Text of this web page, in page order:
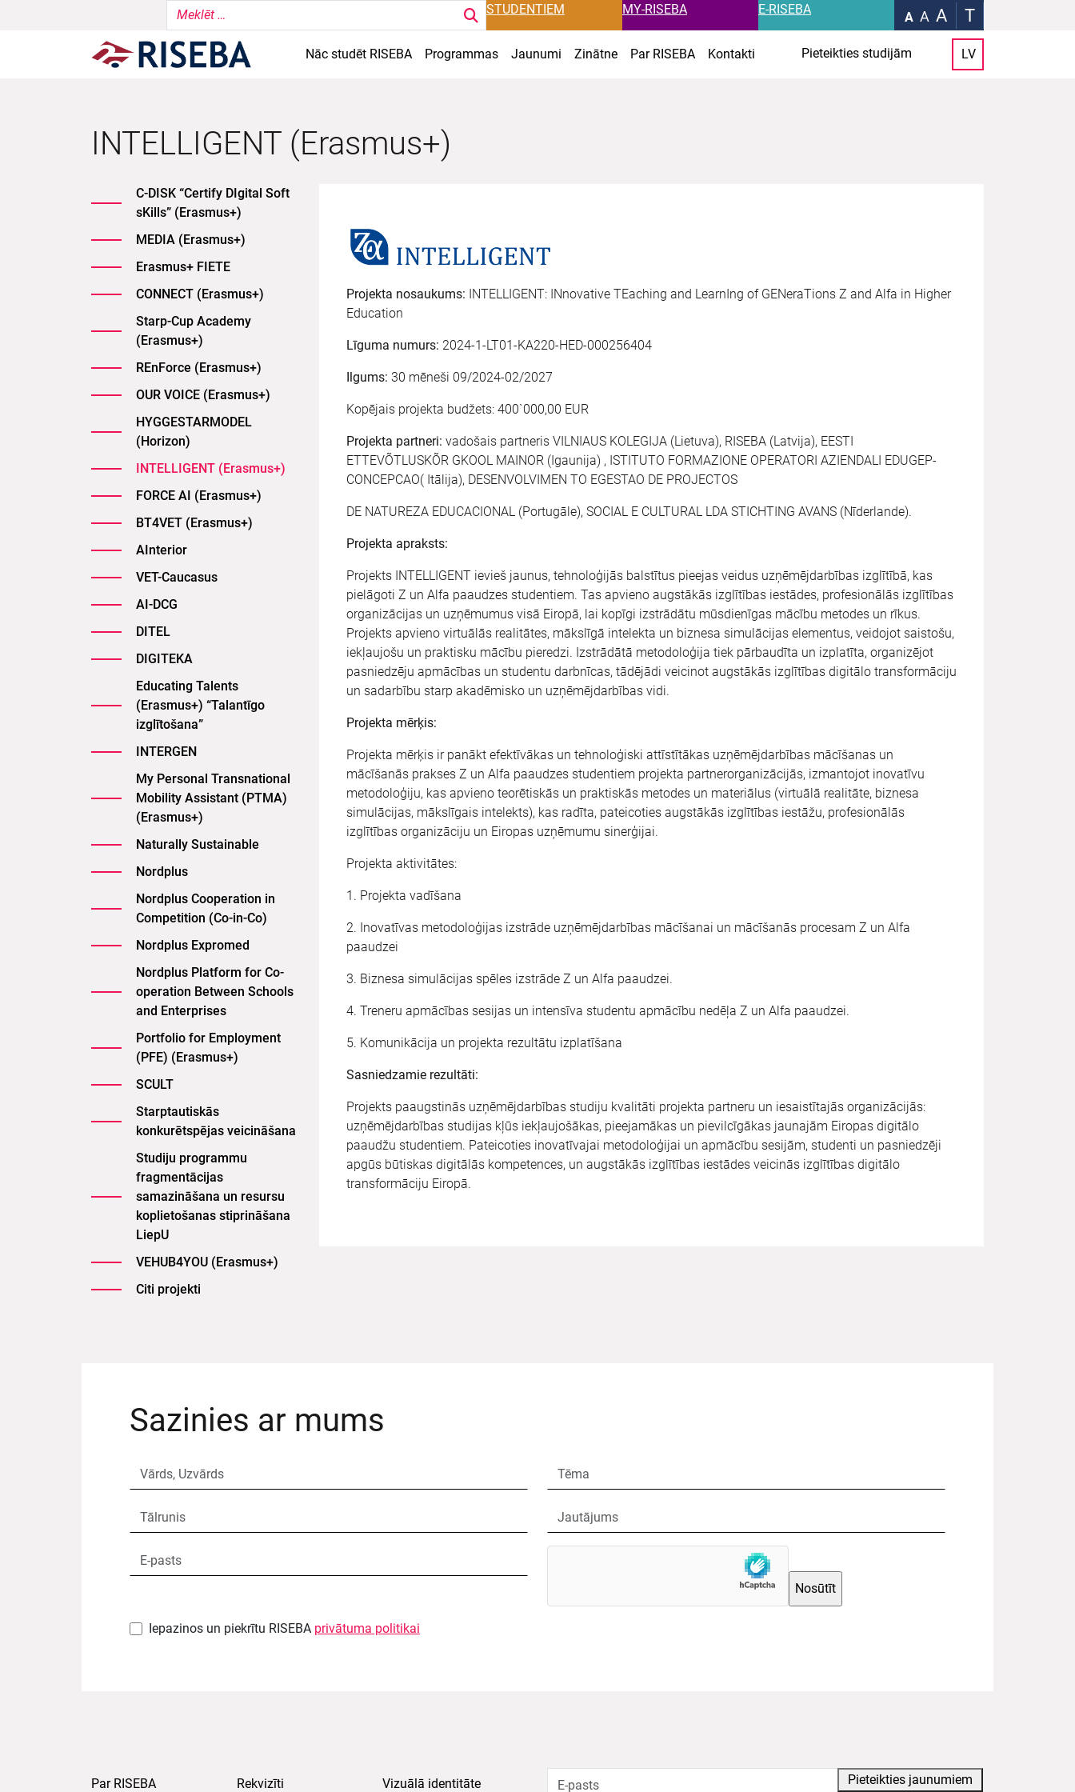
STUDENTIEM MY-RISEBA E-RISEBA A A A T
Nāc studēt RISEBA Programmas Jaunumi Zinātne Par RISEBA Kontakti Pieteikties studijām LV
INTELLIGENT (Erasmus+)
C-DISK “Certify DIgital Soft
sKills” (Erasmus+)
MEDIA (Erasmus+)
Erasmus+ FIETE
CONNECT (Erasmus+)
Starp-Cup Academy
(Erasmus+)
REnForce (Erasmus+)
OUR VOICE (Erasmus+)
HYGGESTARMODEL
(Horizon)
INTELLIGENT (Erasmus+)
FORCE AI (Erasmus+)
BT4VET (Erasmus+)
AInterior
VET-Caucasus
AI-DCG
DITEL
DIGITEKA
Educating Talents
(Erasmus+) “Talantīgo
izglītošana”
INTERGEN
My Personal Transnational
Mobility Assistant (PTMA)
(Erasmus+)
Naturally Sustainable
Nordplus
Nordplus Cooperation in
Competition (Co-in-Co)
Nordplus Expromed
Nordplus Platform for Co-
operation Between Schools
and Enterprises
Portfolio for Employment
(PFE) (Erasmus+)
SCULT
Starptautiskās
konkurētspējas veicināšana
Studiju programmu
fragmentācijas
samazināšana un resursu
koplietošanas stiprināšana
LiepU
VEHUB4YOU (Erasmus+)
Citi projekti
Projekta nosaukums: INTELLIGENT: INnovative TEaching and LearnIng of GENeraTions Z and Alfa in Higher
Education
Līguma numurs: 2024-1-LT01-KA220-HED-000256404
Ilgums: 30 mēneši 09/2024-02/2027
Kopējais projekta budžets: 400`000,00 EUR
Projekta partneri: vadošais partneris VILNIAUS KOLEGIJA (Lietuva), RISEBA (Latvija), EESTI
ETTEVÕTLUSKÕR GKOOL MAINOR (Igaunija) , ISTITUTO FORMAZIONE OPERATORI AZIENDALI EDUGEP-
CONCEPCAO( Itālija), DESENVOLVIMEN TO EGESTAO DE PROJECTOS
DE NATUREZA EDUCACIONAL (Portugāle), SOCIAL E CULTURAL LDA STICHTING AVANS (Nīderlande).
Projekta apraksts:
Projekts INTELLIGENT ievieš jaunus, tehnoloģijās balstītus pieejas veidus uzņēmējdarbības izglītībā, kas
pielāgoti Z un Alfa paaudzes studentiem. Tas apvieno augstākās izglītības iestādes, profesionālās izglītības
organizācijas un uzņēmumus visā Eiropā, lai kopīgi izstrādātu mūsdienīgas mācību metodes un rīkus.
Projekts apvieno virtuālās realitātes, mākslīgā intelekta un biznesa simulācijas elementus, veidojot saistošu,
iekļaujošu un praktisku mācību pieredzi. Izstrādātā metodoloģija tiek pārbaudīta un izplatīta, organizējot
pasniedzēju apmācības un studentu darbnīcas, tādējādi veicinot augstākās izglītības digitālo transformāciju
un sadarbību starp akadēmisko un uzņēmējdarbības vidi.
Projekta mērķis:
Projekta mērķis ir panākt efektīvākas un tehnoloģiski attīstītākas uzņēmējdarbības mācīšanas un
mācīšanās prakses Z un Alfa paaudzes studentiem projekta partnerorganizācijās, izmantojot inovatīvu
metodoloģiju, kas apvieno teorētiskās un praktiskās metodes un materiālus (virtuālā realitāte, biznesa
simulācijas, mākslīgais intelekts), kas radīta, pateicoties augstākās izglītības iestāžu, profesionālās
izglītības organizāciju un Eiropas uzņēmumu sinerģijai.
Projekta aktivitātes:
1. Projekta vadīšana
2. Inovatīvas metodoloģijas izstrāde uzņēmējdarbības mācīšanai un mācīšanās procesam Z un Alfa
paaudzei
3. Biznesa simulācijas spēles izstrāde Z un Alfa paaudzei.
4. Treneru apmācības sesijas un intensīva studentu apmācību nedēļa Z un Alfa paaudzei.
5. Komunikācija un projekta rezultātu izplatīšana
Sasniedzamie rezultāti:
Projekts paaugstinās uzņēmējdarbības studiju kvalitāti projekta partneru un iesaistītajās organizācijās:
uzņēmējdarbības studijas kļūs iekļaujošākas, pieejamākas un pievilcīgākas jaunajām Eiropas digitālo
paaudžu studentiem. Pateicoties inovatīvajai metodoloģijai un apmācību sesijām, studenti un pasniedzēji
apgūs būtiskas digitālās kompetences, un augstākās izglītības iestādes veicinās izglītības digitālo
transformāciju Eiropā.
Sazinies ar mums
Iepazinos un piekrītu RISEBA privātuma politikai
Par RISEBA Rekvizīti Vizuālā identitāte